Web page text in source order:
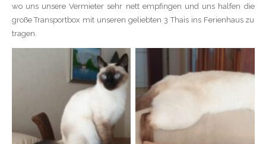
wo uns unsere Vermieter sehr nett empfingen und uns halfen die
große Transportbox mit unseren geliebten 3 Thais ins Ferienhaus zu
tragen.